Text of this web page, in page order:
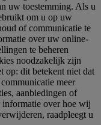
uw toestemming. Als u
om u op uw
of communicatie te
over uw online-
te beheren
noodzakelijk zijn
op: dit betekent niet dat
meer
aanbiedingen of
informatie over hoe wij
raadpleegt u